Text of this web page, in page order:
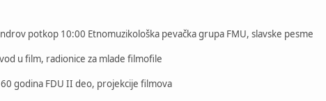
potkop 10:00 Etnomuzikološka pevačka grupa FMU, slavske pesme
u film, radionice za mlade filmofile
godina FDU II deo, projekcije filmova